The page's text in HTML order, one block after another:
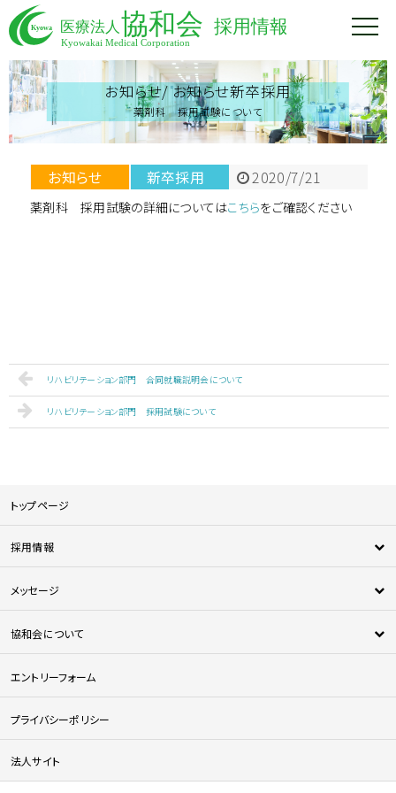
お知らせ/お知らせ新卒採用
薬剤科 採用試験について
お知らせ 新卒採用 2020/7/21
薬剤科 採用試験の詳細についてはこちらをご確認ください
リハビリテーション部門 合同就職説明会について
リハビリテーション部門 採用試験について
トップページ
採用情報
医師採用
メッセージ
協和会について
協和会を知る
人材育成について
エントリーフォーム
プライバシーポリシー
法人サイト